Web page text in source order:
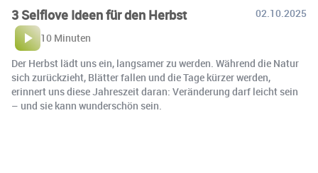
3 Selflove Ideen für den Herbst
02.10.2025
10 Minuten
Der Herbst lädt uns ein, langsamer zu werden. Während die Natur
sich zurückzieht, Blätter fallen und die Tage kürzer werden,
erinnert uns diese Jahreszeit daran: Veränderung darf leicht sein
– und sie kann wunderschön sein.